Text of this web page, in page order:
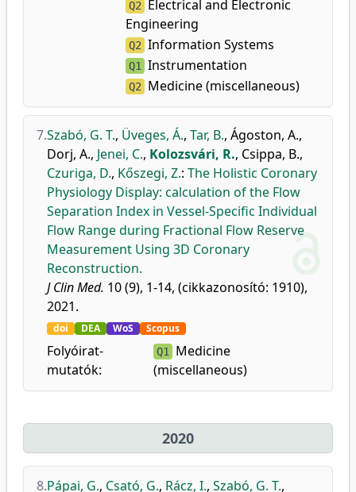
Q2
Electrical and Electronic
Engineering
Q2 Information Systems
Q1 Instrumentation
Q2 Medicine (miscellaneous)
7.Szabó, G. T., Üveges, Á., Tar, B., Ágoston, A.,
Dorj, A., Jenei, C., Kolozsvári, R., Csippa, B.,
Czuriga, D., Kőszegi, Z.: The Holistic Coronary
Physiology Display: calculation of the Flow
Separation Index in Vessel-Specific Individual
Flow Range during Fractional Flow Reserve
Measurement Using 3D Coronary
Reconstruction.
J Clin Med. 10 (9), 1-14, (cikkazonosító: 1910),
2021.
doi DEA WoS Scopus
Folyóirat-
mutatók:
Q1 Medicine
(miscellaneous)
2020
8.Pápai, G., Csató, G., Rácz, I., Szabó, G. T.,